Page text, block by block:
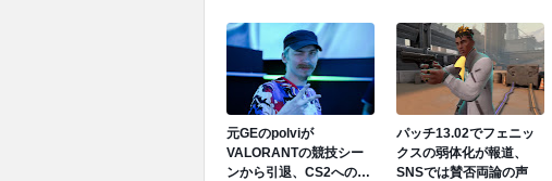
で日本代表活躍中
元GEのpolviが
VALORANTの競技シー
ンから引退、CS2への移
パッチ13.02でフェニッ
クスの弱体化が報道、
SNSでは賛否両論の声